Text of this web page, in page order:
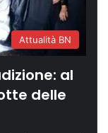
Attualità BN
al
delle